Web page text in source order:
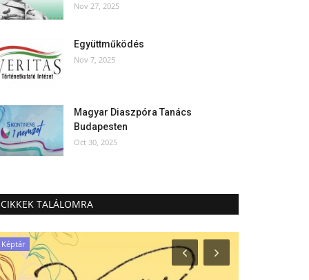
Nov 27, 2025
Együttműködés
Nov 7, 2025
Magyar Diaszpóra Tanács
Budapesten
Oct 30, 2025
CIKKEK TALÁLOMRA
Képtár